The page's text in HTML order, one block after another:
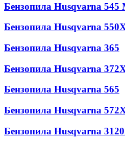
Бензопила Husqvarna
Бензопила Husqvarna
Бензопила Husqvarna 365
Бензопила Husqvarna
Бензопила Husqvarna 565
Бензопила Husqvarna
Бензопила Husqvarna